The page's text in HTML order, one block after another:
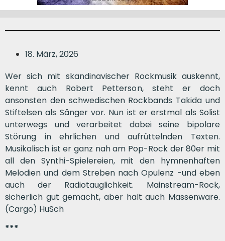
18. März, 2026
Wer sich mit skandinavischer Rockmusik auskennt,
kennt auch Robert Petterson, steht er doch
ansonsten den schwedischen Rockbands Takida und
Stiftelsen als Sänger vor. Nun ist er erstmal als Solist
unterwegs und verarbeitet dabei seine bipolare
Störung in ehrlichen und aufrüttelnden Texten.
Musikalisch ist er ganz nah am Pop-Rock der 80er mit
all den Synthi-Spielereien, mit den hymnenhaften
Melodien und dem Streben nach Opulenz -und eben
auch der Radiotauglichkeit. Mainstream-Rock,
sicherlich gut gemacht, aber halt auch Massenware.
(Cargo) HuSch
***